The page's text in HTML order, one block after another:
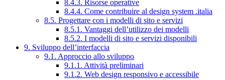
8.4.3. Risorse operative
8.4.4. Come contribuire al design system .italia
8.5. Progettare con i modelli di sito e servizi
8.5.1. Vantaggi dell’utilizzo dei modelli
8.5.2. I modelli di sito e servizi disponibili
9. Sviluppo dell’interfaccia
9.1. Approccio allo sviluppo
9.1.1. Attività preliminari
9.1.2. Web design responsivo e accessibile